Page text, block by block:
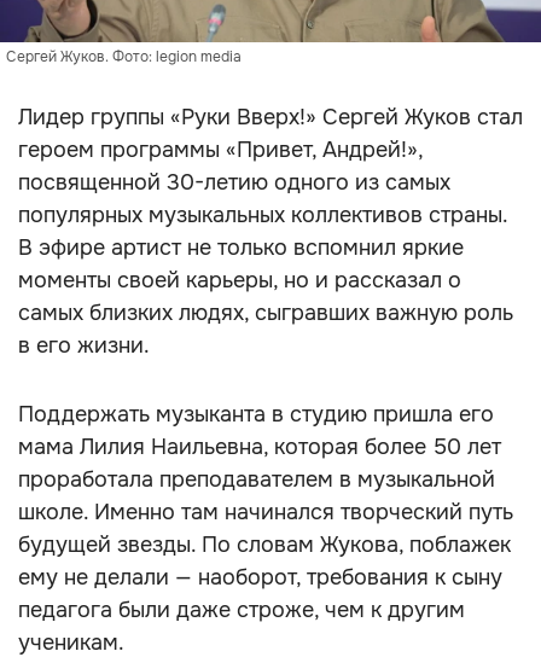
Сергей Жуков. Фото: legion media
Лидер группы «Руки Вверх!» Сергей Жуков стал
героем программы «Привет, Андрей!»,
посвященной 30-летию одного из самых
популярных музыкальных коллективов страны.
В эфире артист не только вспомнил яркие
моменты своей карьеры, но и рассказал о
самых близких людях, сыгравших важную роль
в его жизни.
Поддержать музыканта в студию пришла его
мама Лилия Наильевна, которая более 50 лет
проработала преподавателем в музыкальной
школе. Именно там начинался творческий путь
будущей звезды. По словам Жукова, поблажек
ему не делали — наоборот, требования к сыну
педагога были даже строже, чем к другим
ученикам.